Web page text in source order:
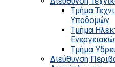
Τμήμα
Υποδομών
Τμήμα
Τμήμα
Διεύθυνση